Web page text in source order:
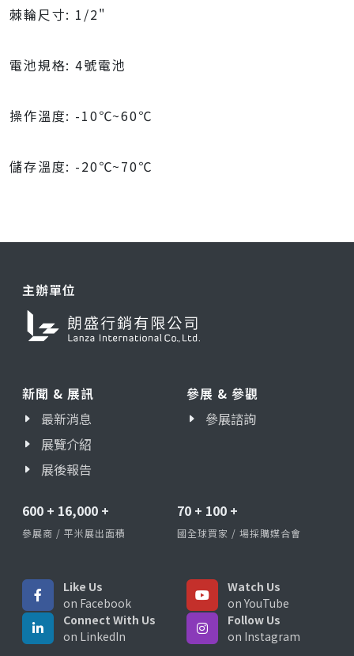
棘輪尺寸: 1/2"
電池規格: 4號電池
操作溫度: -10℃~60℃
儲存溫度: -20℃~70℃
主辦單位
新聞 & 展訊
最新消息
展覽介紹
展後報告
參展 & 參觀
參展諮詢
600 + 16,000 +
參展商 / 平米展出面積
70 + 100 +
國全球買家 / 場採購媒合會
Like Us
on Facebook
Watch Us
on YouTube
Connect With Us
on LinkedIn
Follow Us
on Instagram